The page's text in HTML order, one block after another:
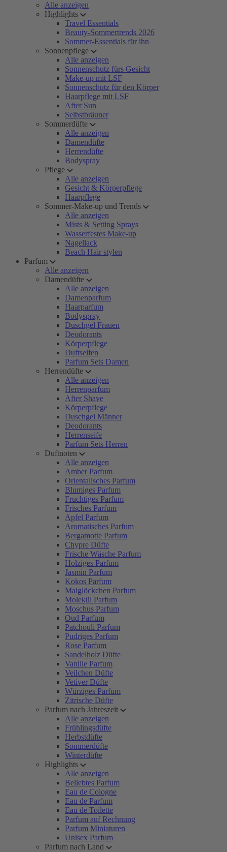
Alle anzeigen
Highlights
Travel Essentials
Beauty-Sommertrends 2026
Sommer-Essentials für ihn
Sonnenpflege
Alle anzeigen
Sonnenschutz fürs Gesicht
Make-up mit LSF
Sonnenschutz für den Körper
Haarpflege mit LSF
After Sun
Selbstbräuner
Sommerdüfte
Alle anzeigen
Damendüfte
Herrendüfte
Bodyspray
Pflege
Alle anzeigen
Gesicht & Körperpflege
Haarpflege
Sommer-Make-up und Trends
Alle anzeigen
Mists & Setting Sprays
Wasserfestes Make-up
Nagellack
Beach Hair stylen
Parfum
Alle anzeigen
Damendüfte
Alle anzeigen
Damenparfum
Haarparfum
Bodyspray
Duschgel Frauen
Deodorants
Körperpflege
Duftseifen
Parfum Sets Damen
Herrendüfte
Alle anzeigen
Herrenparfum
After Shave
Körperpflege
Duschgel Männer
Deodorants
Herrenseife
Parfum Sets Herren
Duftnoten
Alle anzeigen
Amber Parfum
Orientalisches Parfum
Blumiges Parfum
Fruchtiges Parfum
Frisches Parfum
Apfel Parfum
Aromatisches Parfum
Bergamotte Parfum
Chypre Düfte
Frische Wäsche Parfum
Holziges Parfum
Jasmin Parfum
Kokos Parfum
Maiglöckchen Parfum
Molekül Parfum
Moschus Parfum
Oud Parfum
Patchouli Parfum
Pudriges Parfum
Rose Parfum
Sandelholz Düfte
Vanille Parfum
Veilchen Düfte
Vetiver Düfte
Würziges Parfum
Zitrische Düfte
Parfum nach Jahreszeit
Alle anzeigen
Frühlingsdüfte
Herbstdüfte
Sommerdüfte
Winterdüfte
Highlights
Alle anzeigen
Beliebtes Parfum
Eau de Cologne
Eau de Parfum
Eau de Toilette
Parfum auf Rechnung
Parfum Miniaturen
Unisex Parfum
Parfum nach Land